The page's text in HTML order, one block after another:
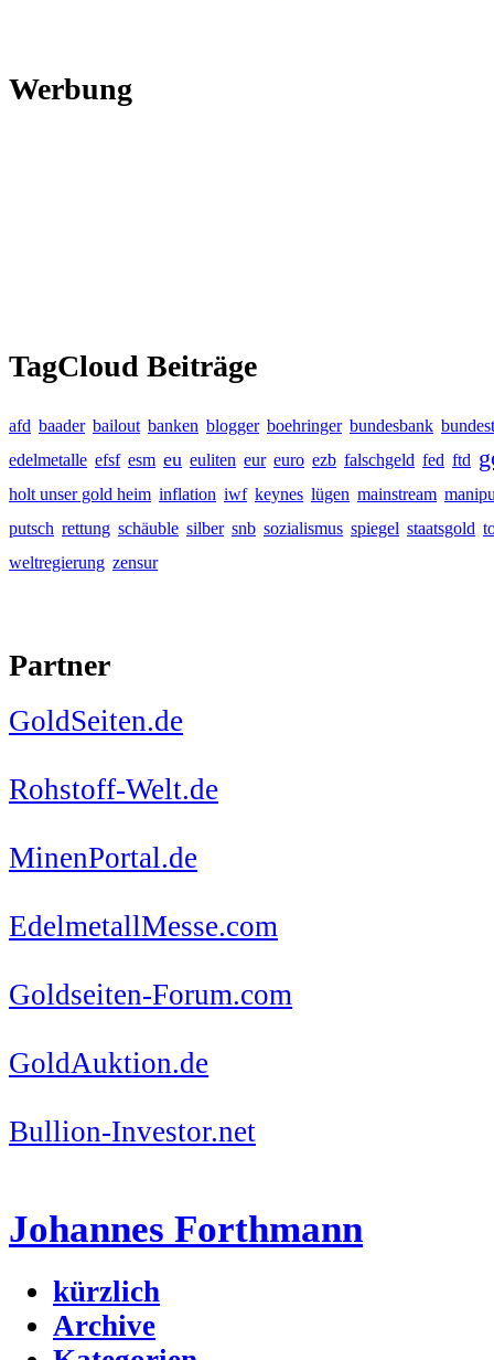
Werbung
TagCloud Beiträge
afd baader bailout banken blogger boehringer bundesbank
edelmetalle efsf esm eu euliten eur euro ezb falschgeld fed ftd
holt unser gold heim inflation iwf keynes lügen mainstream
putsch rettung schäuble silber snb sozialismus spiegel staatsgold
weltregierung zensur
Partner
GoldSeiten.de
Rohstoff-Welt.de
MinenPortal.de
EdelmetallMesse.com
Goldseiten-Forum.com
GoldAuktion.de
Bullion-Investor.net
Johannes Forthmann
kürzlich
Archive